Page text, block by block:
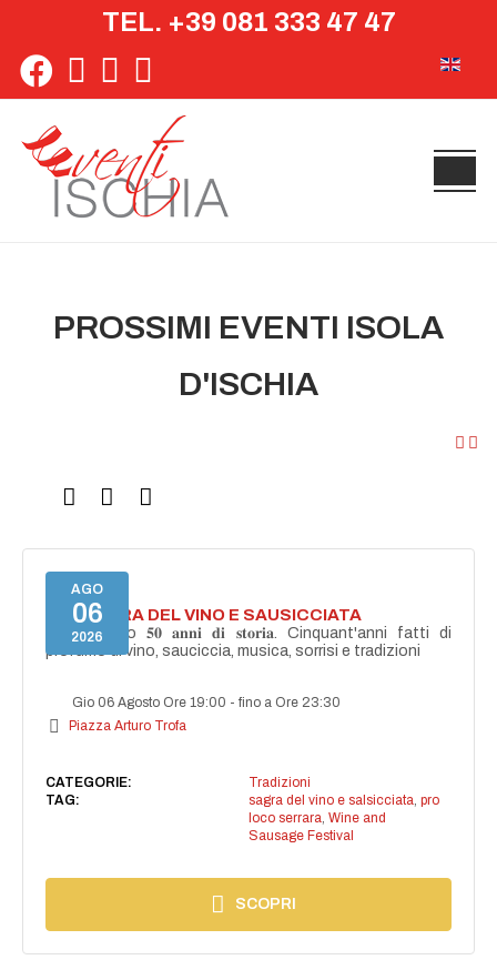
TEL. +39 081 333 47 47
PROSSIMI EVENTI ISOLA
D'ISCHIA
AGO
06
2026
46^ SAGRA DEL VINO E SAUSICCIATA
Celebreremo 𝟓𝟎 𝐚𝐧𝐧𝐢 𝐝𝐢 𝐬𝐭𝐨𝐫𝐢𝐚. Cinquant'anni fatti di
profumo di vino, sauciccia, musica, sorrisi e tradizioni
Gio 06 Agosto Ore 19:00 -fino a Ore 23:30
Piazza Arturo Trofa
CATEGORIE:
Tradizioni
TAG:
sagra del vino e salsicciata, pro
loco serrara, Wine and
Sausage Festival
SCOPRI